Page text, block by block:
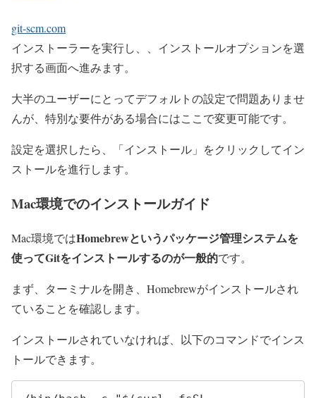
git-scm.com
インストーラーを実行し、、インストールオプションを選
択する画面へ進みます。
大半のユーザーにとってデフォルトの設定で問題ありませ
んが、特別な要件がある場合にはここで変更可能です。
設定を選択したら、「インストール」をクリックしてイン
ストールを進行します。
Mac環境でのインストールガイド
Mac環境ではHomebrewというパッケージ管理システムを
使ってGitをインストールするのが一般的です。
まず、ターミナルを開き、Homebrewがインストールされ
ていることを確認します。
インストールされていなければ、以下のコマンドでインス
トールできます。